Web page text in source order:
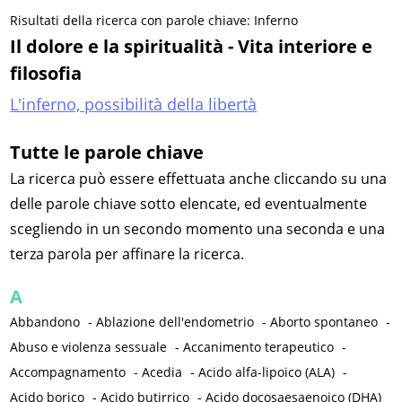
Risultati della ricerca con parole chiave: Inferno
Il dolore e la spiritualità - Vita interiore e
filosofia
L'inferno, possibilità della libertà
Tutte le parole chiave
La ricerca può essere effettuata anche cliccando su una
delle parole chiave sotto elencate, ed eventualmente
scegliendo in un secondo momento una seconda e una
terza parola per affinare la ricerca.
A
Abbandono -Ablazione dell'endometrio -Aborto spontaneo -
Abuso e violenza sessuale -Accanimento terapeutico -
Accompagnamento -Acedia -Acido alfa-lipoico (ALA) -
Acido borico -Acido butirrico -Acido docosaesaenoico (DHA)